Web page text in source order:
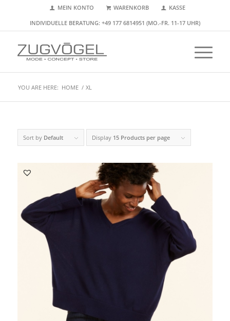
MEIN KONTO WARENKORB
KASSE
INDIVIDUELLE BERATUNG: +49 177 6814951 (MO.-FR. 11-17 UHR)
YOU ARE HERE: HOME / XL
Sort by Default Display 15 Products per page